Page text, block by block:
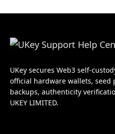
UKey secures Web3 self-
official hardware wallets, seed
backups, authenticity
UKEY LIMITED.